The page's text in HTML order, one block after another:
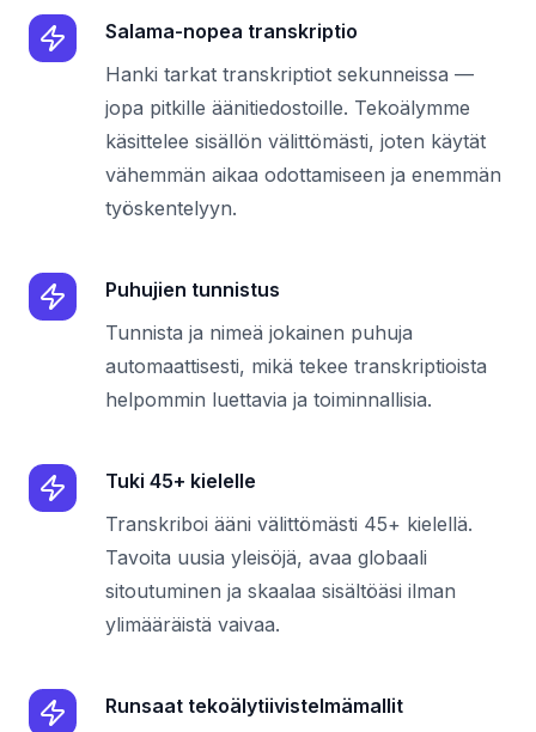
Salama-nopea transkriptio
Hanki tarkat transkriptiot sekunneissa —
jopa pitkille äänitiedostoille. Tekoälymme
käsittelee sisällön välittömästi, joten käytät
vähemmän aikaa odottamiseen ja enemmän
työskentelyyn.
Puhujien tunnistus
Tunnista ja nimeä jokainen puhuja
automaattisesti, mikä tekee transkriptioista
helpommin luettavia ja toiminnallisia.
Tuki 45+ kielelle
Transkriboi ääni välittömästi 45+ kielellä.
Tavoita uusia yleisöjä, avaa globaali
sitoutuminen ja skaalaa sisältöäsi ilman
ylimääräistä vaivaa.
Runsaat tekoälytiivistelmämallit